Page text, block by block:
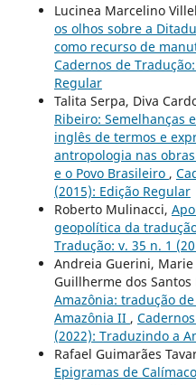
Lucinea Marcelino
os olhos sobre a
como recurso de
Cadernos de
Regular
Talita Serpa, Diva
Ribeiro: Semelhanças
inglês de termos e
antropologia nas
e o Povo Brasileiro ,
(2015): Edição Regular
Roberto Mulinacci,
geopolítica da
Tradução: v. 35 n. 1
Andreia Guerini, Marie
Guillherme dos Santos
Amazônia: tradução
Amazônia II ,
(2022): Traduzindo a
Rafael Guimarães
Epigramas de